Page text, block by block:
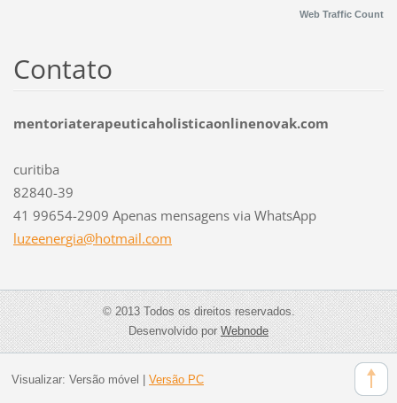
Web Traffic Count
Contato
mentoriaterapeuticaholisticaonlinenovak.com
curitiba
82840-39
41 99654-2909 Apenas mensagens via WhatsApp
luzeenergia@hotmail.com
© 2013 Todos os direitos reservados.
Desenvolvido porWebnode
Visualizar: Versão móvel Versão PC